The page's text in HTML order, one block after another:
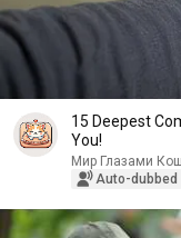
15 Deepest
You!
Мир Глазами
Auto-dubbed